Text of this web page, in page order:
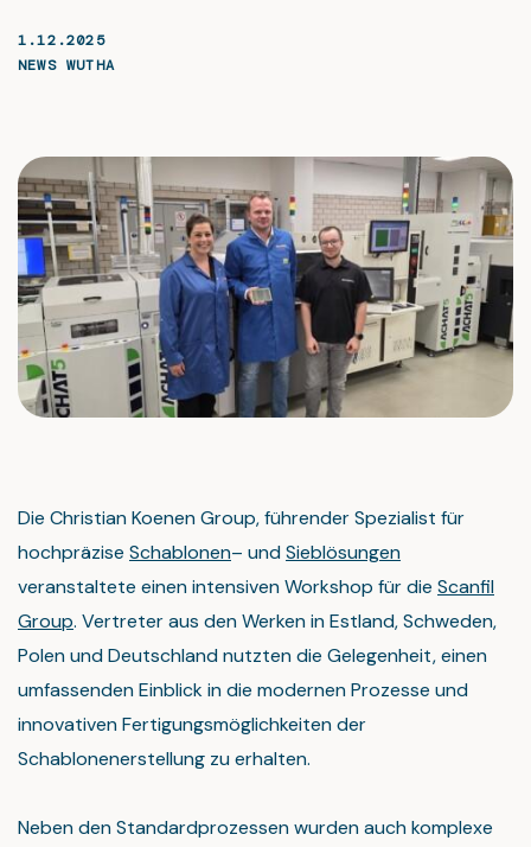
1.12.2025
NEWS WUTHA
Die Christian Koenen Group, führender Spezialist für
hochpräzise Schablonen– undSieblösungen
veranstaltete einen intensiven Workshop für die Scanfil
Group. Vertreter aus den Werken in Estland, Schweden,
Polen und Deutschland nutzten die Gelegenheit, einen
umfassenden Einblick in die modernen Prozesse und
innovativen Fertigungsmöglichkeiten der
Schablonenerstellung zu erhalten.
Neben den Standardprozessen wurden auch komplexe